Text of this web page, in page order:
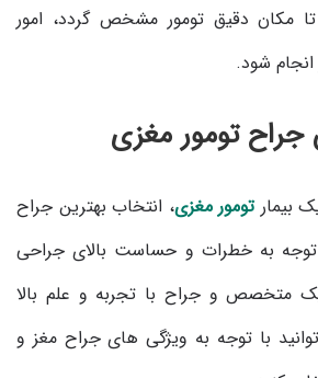
تا مکان دقیق تومور مشخص گردد، امور
شود.
جراح تومور مغزی
بیمارتومور مغزی، انتخاب بهترین جراح
به خطرات و حساست بالای جراحی
متخصص و جراح با تجربه و علم بالا
با توجه به ویژگی های جراح مغز و